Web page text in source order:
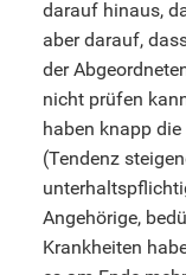
darauf hinaus,
aber darauf,
der
nicht prüfen
haben knapp
(Tendenz
Angehörige,
Krankheiten